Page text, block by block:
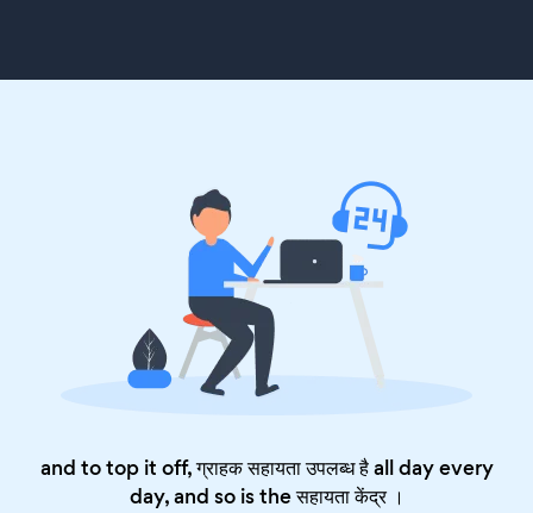
and to top it off, ग्राहक सहायता उपलब्ध है all day every
day, and so is theसहायता केंद्र।